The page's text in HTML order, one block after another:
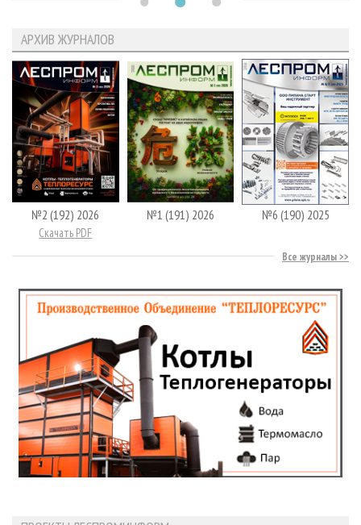
АРХИВ ЖУРНАЛОВ
№2 (192) 2026
Скачать PDF
№1 (191) 2026 №6 (190) 2025
Все журналы